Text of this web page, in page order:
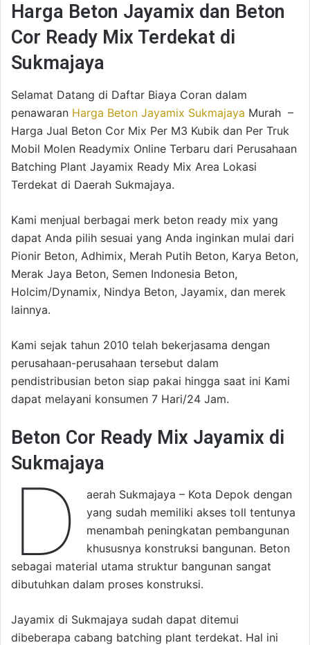
Harga Beton Jayamix dan Beton
Cor Ready Mix Terdekat di
Sukmajaya
Selamat Datang di Daftar Biaya Coran dalam
penawaran Harga Beton Jayamix Sukmajaya Murah –
Harga Jual Beton Cor Mix Per M3 Kubik dan Per Truk
Mobil Molen Readymix Online Terbaru dari Perusahaan
Batching Plant Jayamix Ready Mix Area Lokasi
Terdekat di Daerah Sukmajaya.
Kami menjual berbagai merk beton ready mix yang
dapat Anda pilih sesuai yang Anda inginkan mulai dari
Pionir Beton, Adhimix, Merah Putih Beton, Karya Beton,
Merak Jaya Beton, Semen Indonesia Beton,
Holcim/Dynamix, Nindya Beton, Jayamix, dan merek
lainnya.
Kami sejak tahun 2010 telah bekerjasama dengan
perusahaan-perusahaan tersebut dalam
pendistribusian beton siap pakai hingga saat ini Kami
dapat melayani konsumen 7 Hari/24 Jam.
Beton Cor Ready Mix Jayamix di
Sukmajaya
D
aerah Sukmajaya – Kota Depok dengan
yang sudah memiliki akses toll tentunya
menambah peningkatan pembangunan
khususnya konstruksi bangunan. Beton
sebagai material utama struktur bangunan sangat
dibutuhkan dalam proses konstruksi.
Jayamix di Sukmajaya sudah dapat ditemui
dibeberapa cabang batching plant terdekat. Hal ini